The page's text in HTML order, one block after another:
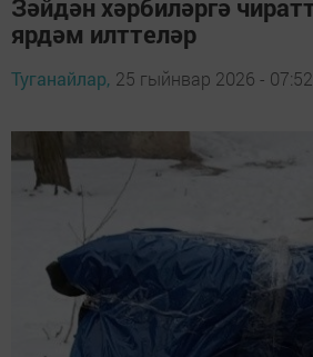
Зәйдән хәрбиләргә
ярдәм илттеләр
Туганайлар, 25 гыйнвар 2026 - 07:52